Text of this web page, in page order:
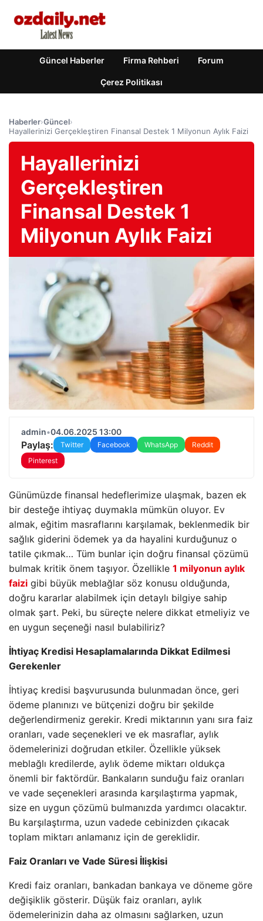
Güncel Haberler Firma Rehberi Forum
Çerez Politikası
Haberler›Güncel›
Hayallerinizi Gerçekleştiren Finansal Destek 1 Milyonun Aylık Faizi
Hayallerinizi
Gerçekleştiren
Finansal Destek 1
Milyonun Aylık Faizi
admin•04.06.2025 13:00
Paylaş: Twitter Facebook WhatsApp
Reddit
Pinterest
Günümüzde finansal hedeflerimize ulaşmak, bazen ek
bir desteğe ihtiyaç duymakla mümkün oluyor. Ev
almak, eğitim masraflarını karşılamak, beklenmedik bir
sağlık giderini ödemek ya da hayalini kurduğunuz o
tatile çıkmak… Tüm bunlar için doğru finansal çözümü
bulmak kritik önem taşıyor. Özellikle 1 milyonun aylık
faizi gibi büyük meblağlar söz konusu olduğunda,
doğru kararlar alabilmek için detaylı bilgiye sahip
olmak şart. Peki, bu süreçte nelere dikkat etmeliyiz ve
en uygun seçeneği nasıl bulabiliriz?
İhtiyaç Kredisi Hesaplamalarında Dikkat Edilmesi
Gerekenler
İhtiyaç kredisi başvurusunda bulunmadan önce, geri
ödeme planınızı ve bütçenizi doğru bir şekilde
değerlendirmeniz gerekir. Kredi miktarının yanı sıra faiz
oranları, vade seçenekleri ve ek masraflar, aylık
ödemelerinizi doğrudan etkiler. Özellikle yüksek
meblağlı kredilerde, aylık ödeme miktarı oldukça
önemli bir faktördür. Bankaların sunduğu faiz oranları
ve vade seçenekleri arasında karşılaştırma yapmak,
size en uygun çözümü bulmanızda yardımcı olacaktır.
Bu karşılaştırma, uzun vadede cebinizden çıkacak
toplam miktarı anlamanız için de gereklidir.
Faiz Oranları ve Vade Süresi İlişkisi
Kredi faiz oranları, bankadan bankaya ve döneme göre
değişiklik gösterir. Düşük faiz oranları, aylık
ödemelerinizin daha az olmasını sağlarken, uzun